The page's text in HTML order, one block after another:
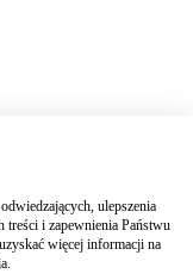
ulepszenia
treści i zapewnienia Państwu
więcej informacji na